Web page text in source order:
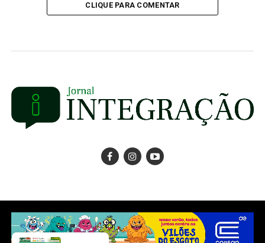
CLIQUE PARA COMENTAR